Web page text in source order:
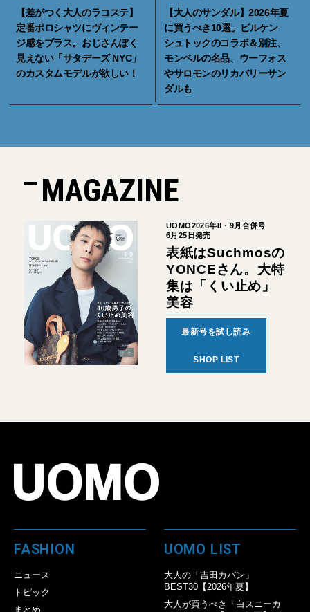
【差がつく大人のラコステ】
定番ポロシャツにヴィンテー
ジ感をプラス。おじさんぽく
見えない「サタデーズ NYC」
のカスタムモデルが欲しい！
【大人のサンダル】2026年夏
に買うべき10選。ビルケン
シュトックのコラボ＆別注、
モンベルの名品、ウーフォス
やサロモンのリカバリーサン
ダルも
MAGAZINE
UOMO2026年8・9月合併号
6月25日発売
表紙はSuchmosの
YONCEさん。大特
集は「くい止め」
美容
最新号を試し読み
SHOP LIST
FASHION
ニュース
トピック
まとめ
UOMO LIST
大人の「吉田カバン」
BEST30【2026年夏】
大人が買うべき「白スニーカ